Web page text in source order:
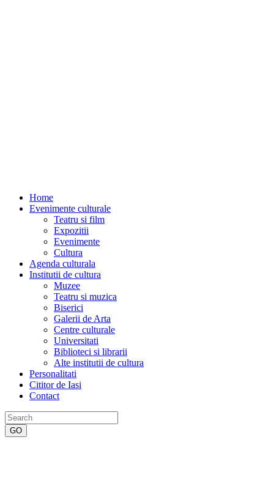
Home
Evenimente culturale
Teatru si film
Expozitii
Evenimente
Cultura
Agenda culturala
Institutii de cultura
Muzee
Teatru si muzica
Biserici
Galerii de Arta
Centre culturale
Universitati
Biblioteci si librarii
Alte institutii de cultura
Personalitati
Cititor de Iasi
Contact